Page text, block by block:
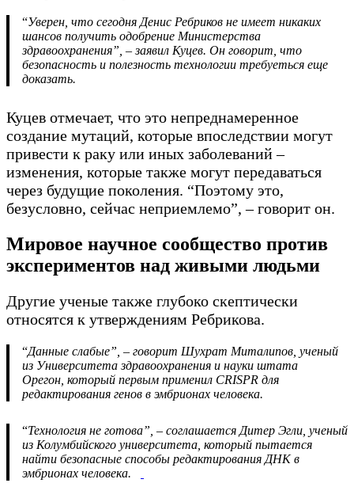
“Уверен, что сегодня Денис Ребриков не имеет никаких
шансов получить одобрение Министерства
здравоохранения”, – заявил Куцев. Он говорит, что
безопасность и полезность технологии требуеться еще
доказать.
Куцев отмечает, что это непреднамеренное
создание мутаций, которые впоследствии могут
привести к раку или иных заболеваний –
изменения, которые также могут передаваться
через будущие поколения. “Поэтому это,
безусловно, сейчас неприемлемо”, – говорит он.
Мировое научное сообщество против
экспериментов над живыми людьми
Другие ученые также глубоко скептически
относятся к утверждениям Ребрикова.
“Данные слабые”, – говорит Шухрат Миталипов, ученый
из Университета здравоохранения и науки штата
Орегон, который первым применил CRISPR для
редактирования генов в эмбрионах человека.
“Технология не готова”, – соглашается Дитер Эгли, ученый
из Колумбийского университета, который пытается
найти безопасные способы редактирования ДНК в
эмбрионах человека.